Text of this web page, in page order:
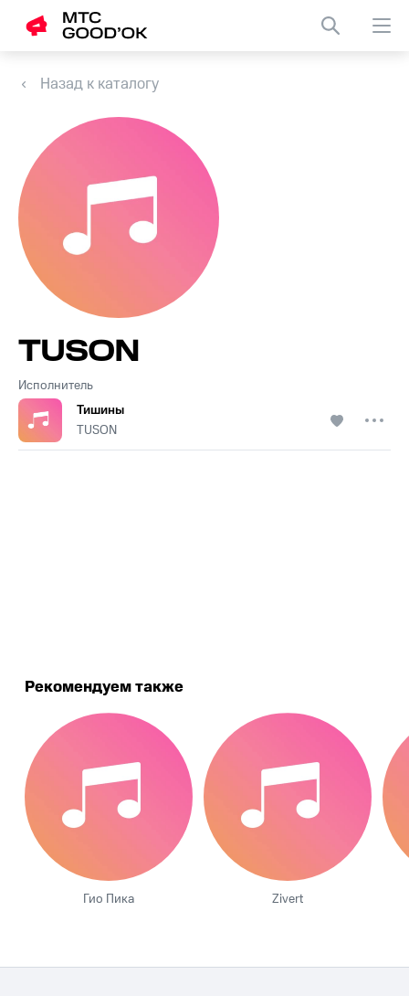
Назад к каталогу
Исполнитель
TUSON
Тишины
TUSON
Рекомендуем также
Гио Пика Zivert